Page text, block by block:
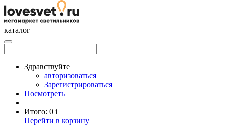
каталог
Здравствуйте
авторизоваться
Зарегистрироваться
Посмотреть
Итого: 0 i
Перейти в корзину